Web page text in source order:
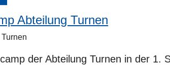
Abteilung Turnen
Turnen
der Abteilung Turnen in der 1.